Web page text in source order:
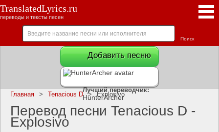
TranslatedLyrics.ru
переводы и тексты песен
Добавить песню
Лучший переводчик:
HunterArcher
Главная > Tenacious D > Explosivo
Перевод песни Tenacious D -
Explosivo